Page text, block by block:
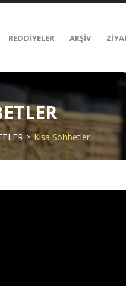
REDDİYELER ARŞİV
Kısa Sohbetler